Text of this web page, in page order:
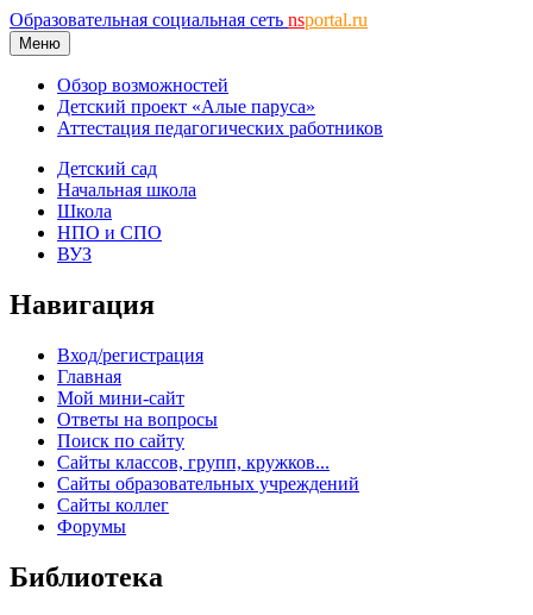
Образовательная социальная сеть nsportal.ru
Меню
Обзор возможностей
Детский проект «Алые паруса»
Аттестация педагогических работников
Детский сад
Начальная школа
Школа
НПО и СПО
ВУЗ
Навигация
Вход/регистрация
Главная
Мой мини-сайт
Ответы на вопросы
Поиск по сайту
Сайты классов, групп, кружков...
Сайты образовательных учреждений
Сайты коллег
Форумы
Библиотека